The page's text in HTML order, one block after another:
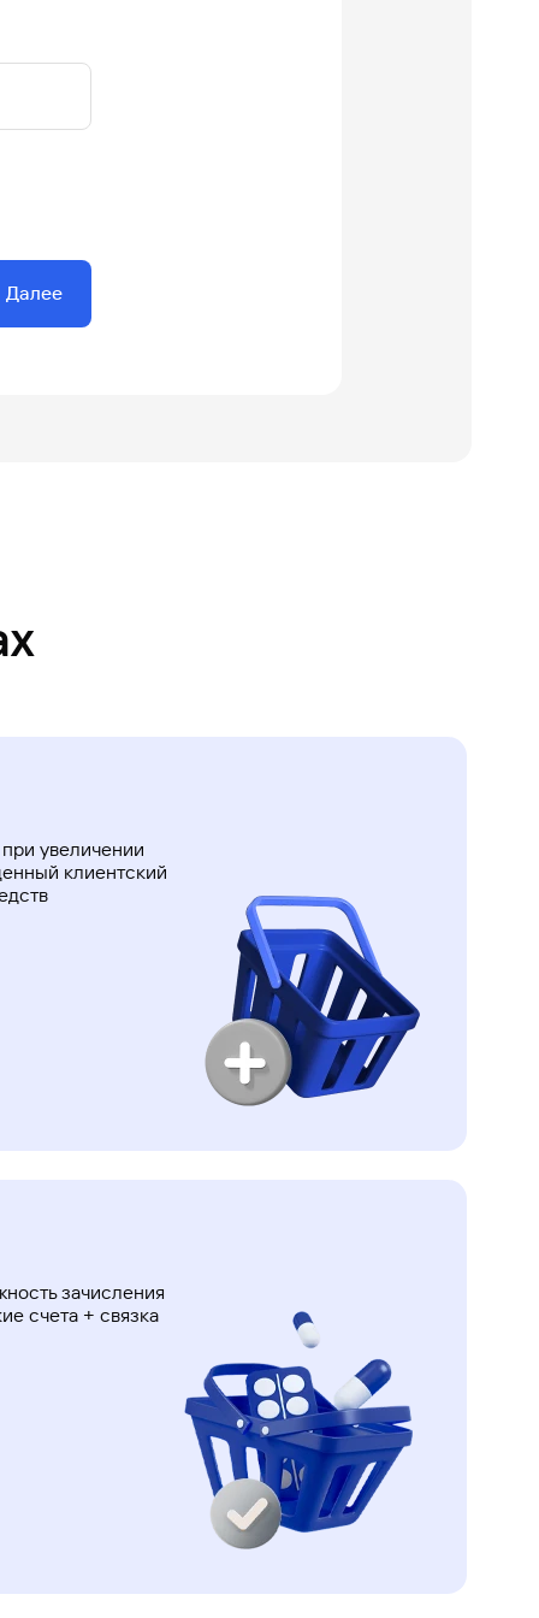
Далее
увеличении
клиентский
зачисления
счета + связка